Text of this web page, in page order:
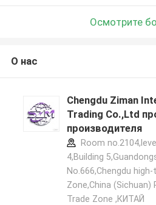
Осмотрите
О нас
Chengdu Ziman
Trading Co.,Ltd
производителя
Room
4,Building
No.666,Chengdu
Zone,China (Sichuan)
Trade Zone ,КИТАЙ